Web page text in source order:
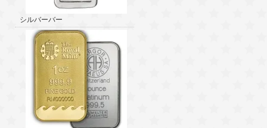
シルバーバー